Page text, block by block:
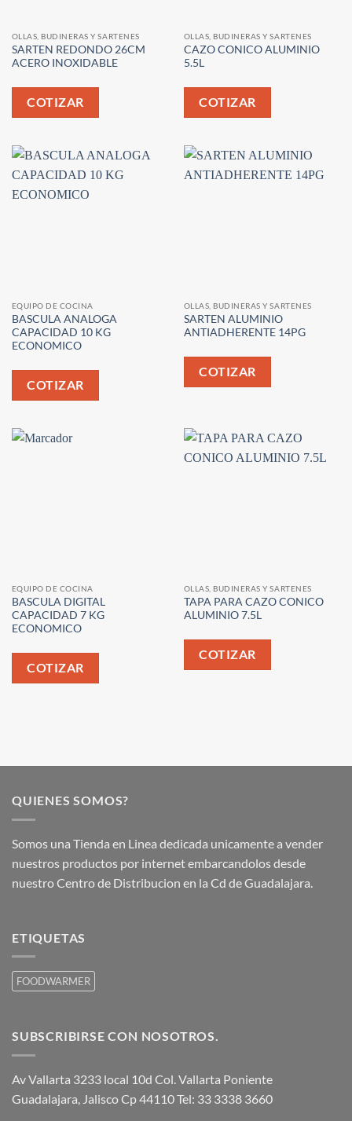
OLLAS, BUDINERAS Y SARTENES
SARTEN REDONDO 26CM
ACERO INOXIDABLE
COTIZAR
OLLAS, BUDINERAS Y SARTENES
CAZO CONICO ALUMINIO
5.5L
COTIZAR
EQUIPO DE COCINA
BASCULA ANALOGA
CAPACIDAD 10 KG
ECONOMICO
COTIZAR
OLLAS, BUDINERAS Y SARTENES
SARTEN ALUMINIO
ANTIADHERENTE 14PG
COTIZAR
EQUIPO DE COCINA
BASCULA DIGITAL
CAPACIDAD 7 KG
ECONOMICO
COTIZAR
OLLAS, BUDINERAS Y SARTENES
TAPA PARA CAZO CONICO
ALUMINIO 7.5L
COTIZAR
QUIENES SOMOS?
Somos una Tienda en Linea dedicada unicamente a vender
nuestros productos por internet embarcandolos desde
nuestro Centro de Distribucion en la Cd de Guadalajara.
ETIQUETAS
FOODWARMER
SUBSCRIBIRSE CON NOSOTROS.
Av Vallarta 3233 local 10d Col. Vallarta Poniente
Guadalajara, Jalisco Cp 44110 Tel: 33 3338 3660